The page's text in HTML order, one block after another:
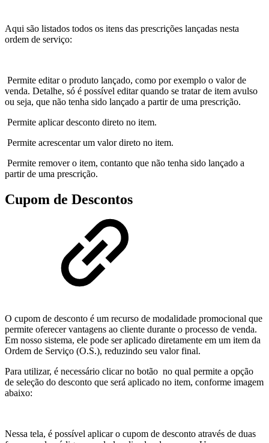
Aqui são listados todos os itens das prescrições lançadas nesta
ordem de serviço:
Permite editar o produto lançado, como por exemplo o valor de
venda. Detalhe, só é possível editar quando se tratar de item avulso
ou seja, que não tenha sido lançado a partir de uma prescrição.
Permite aplicar desconto direto no item.
Permite acrescentar um valor direto no item.
Permite remover o item, contanto que não tenha sido lançado a
partir de uma prescrição.
Cupom de Descontos
O cupom de desconto é um recurso de modalidade promocional que
permite oferecer vantagens ao cliente durante o processo de venda.
Em nosso sistema, ele pode ser aplicado diretamente em um item da
Ordem de Serviço (O.S.), reduzindo seu valor final.
Para utilizar, é necessário clicar no botão no qual permite a opção
de seleção do desconto que será aplicado no item, conforme imagem
abaixo:
Nessa tela, é possível aplicar o cupom de desconto através de duas